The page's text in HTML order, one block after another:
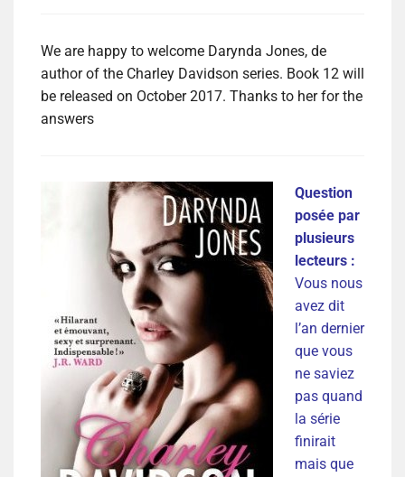
We are happy to welcome Darynda Jones, de
author of the Charley Davidson series. Book 12 will
be released on October 2017. Thanks to her for the
answers
Question
posée par
plusieurs
lecteurs :
Vous nous
avez dit
l’an dernier
que vous
ne saviez
pas quand
la série
finirait
mais que